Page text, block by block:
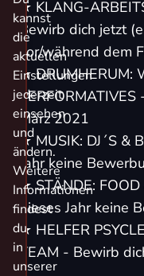
★ KLANG-
Bewirb dich jetzt
vor/während dem
★DRUMHERUM:
PERFORMATIVES
März 2021
★ MUSIK: DJ´S &
Jahr keine
★ STÄNDE:
dieses Jahr keine
★ HELFER
TEAM - Bewirb
kannst
die
aktuellen
Einstellungen
jederzeit
einsehen
und
ändern.
Weitere
Informationen
findest
du
in
unserer